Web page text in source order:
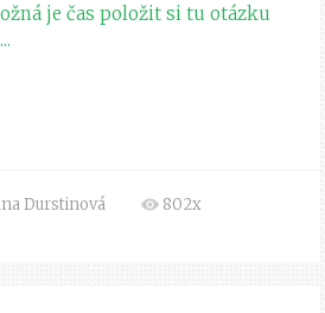
je čas položit si tu otázku
Durstinová
802x